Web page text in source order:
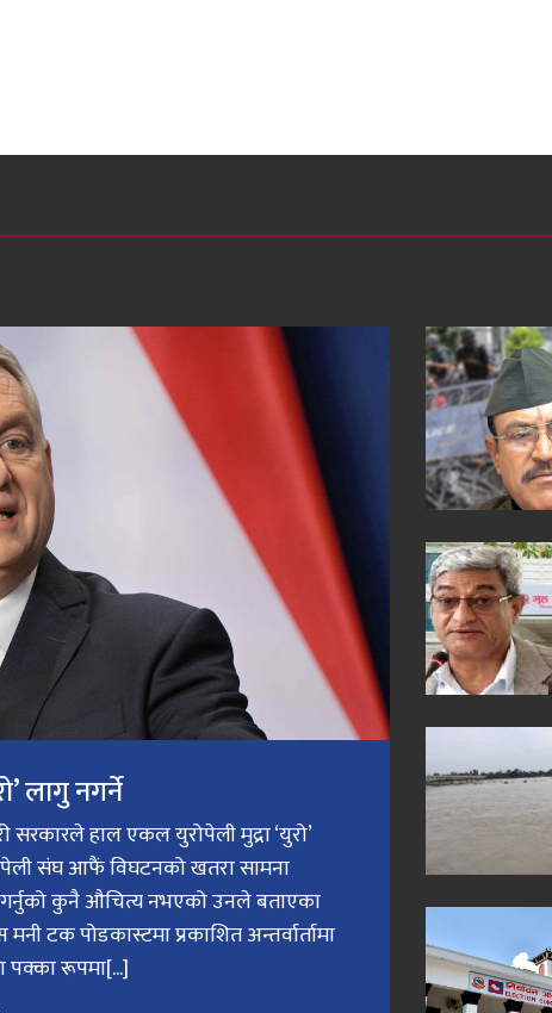
लागु नगर्ने
सरकारले हाल एकल युरोपेली मुद्रा ‘युरो’
संघ आफैं विघटनको खतरा सामना
कुनै औचित्य नभएको उनले बताएका
टक पोडकास्टमा प्रकाशित अन्तर्वार्तामा
पक्का रूपमा[...]